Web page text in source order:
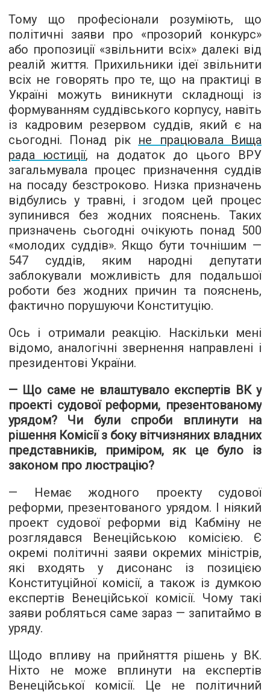
Тому що професіонали розуміють, що
політичні заяви про «прозорий конкурс»
або пропозиції «звільнити всіх» далекі від
реалій життя. Прихильники ідеї звільнити
всіх не говорять про те, що на практиці в
Україні можуть виникнути складнощі із
формуванням суддівського корпусу, навіть
із кадровим резервом суддів, який є на
сьогодні. Понад рік не працювала Вища
рада юстиції, на додаток до цього ВРУ
загальмувала процес призначення суддів
на посаду безстроково. Низка призначень
відбулись у травні, і згодом цей процес
зупинився без жодних пояснень. Таких
призначень сьогодні очікують понад 500
«молодих суддів». Якщо бути точнішим —
547 суддів, яким народні депутати
заблокували можливість для подальшої
роботи без жодних причин та пояснень,
фактично порушуючи Конституцію.
Ось і отримали реакцію. Наскільки мені
відомо, аналогічні звернення направлені і
президентові України.
— Що саме не влаштувало експертів ВК у
проекті судової реформи, презентованому
урядом? Чи були спроби вплинути на
рішення Комісії з боку вітчизняних владних
представників, приміром, як це було із
законом про люстрацію?
— Немає жодного проекту судової
реформи, презентованого урядом. І ніякий
проект судової реформи від Кабміну не
розглядався Венеційською комісією. Є
окремі політичні заяви окремих міністрів,
які входять у дисонанс із позицією
Конституційної комісії, а також із думкою
експертів Венеційської комісії. Чому такі
заяви робляться саме зараз — запитаймо в
уряду.
Щодо впливу на прийняття рішень у ВК.
Ніхто не може вплинути на експертів
Венеційської комісії. Це не політичний